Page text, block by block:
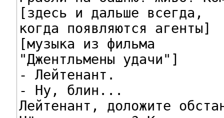
[здесь и дальше всегда,
когда появляются агенты]
[музыка из фильма
"Джентльмены удачи"]
- Лейтенант.
- Ну, блин...
Лейтенант, доложите